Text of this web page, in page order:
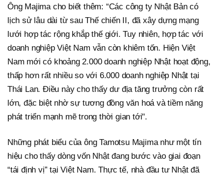
Ông Majima cho biết thêm: “Các công ty Nhật Bản có
lịch sử lâu dài từ sau Thế chiến II, đã xây dựng mạng
lưới hợp tác rộng khắp thế giới. Tuy nhiên, hợp tác với
doanh nghiệp Việt Nam vẫn còn khiêm tốn. Hiện Việt
Nam mới có khoảng 2.000 doanh nghiệp Nhật hoạt động,
thấp hơn rất nhiều so với 6.000 doanh nghiệp Nhật tại
Thái Lan. Điều này cho thấy dư địa tăng trưởng còn rất
lớn, đặc biệt nhờ sự tương đồng văn hoá và tiềm năng
phát triển mạnh mẽ trong thời gian tới".
Những phát biểu của ông Tamotsu Majima như một tín
hiệu cho thấy dòng vốn Nhật đang bước vào giai đoạn
“tái định vị” tại Việt Nam. Thực tế, nhà đầu tư Nhật đã